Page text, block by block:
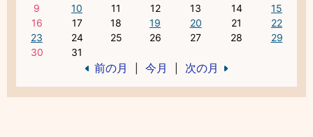
9
10 11 12 13 14
15
16
17 18 19 20 21
22
23
24 25 26 27 28
29
30
31
前の月 今月 次の月